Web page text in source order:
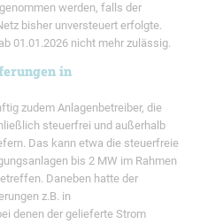
werden, falls der
bisher unversteuert erfolgte.
01.01.2026 nicht mehr zulässig.
in
zudem Anlagenbetreiber, die
steuerfrei und außerhalb
Das kann etwa die steuerfreie
bis 2 MW im Rahmen
Daneben hatte der
z.B. in
denen der gelieferte Strom